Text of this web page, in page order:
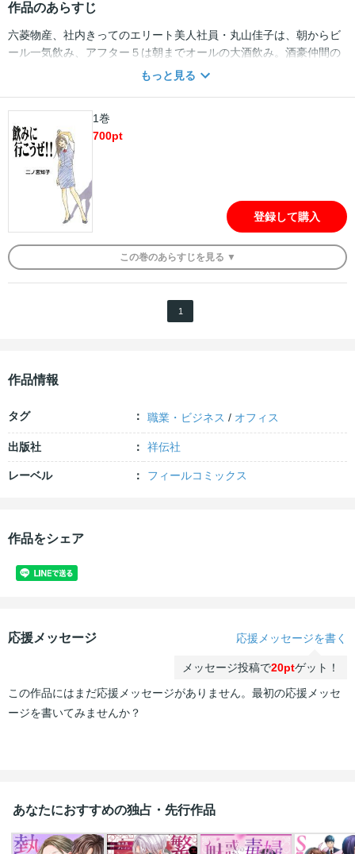
作品のあらすじ
六菱物産、社内きってのエリート美人社員・丸山佳子は、朝からビ
ール一気飲み、アフター５は朝までオールの大酒飲み。酒豪仲間の
佐野をはじめ、営業二課の愉快な仲間たちと今夜も大暴れ!! 大人
るホラー」全11話も同時収録！
もっと見る
1巻
700pt
登録して購入
この巻のあらすじを 見る ▼
1
作品情報
タグ 職業・ビジネス / オフィス
出版社 祥伝社
レーベル フィールコミックス
作品をシェア
応援メッセージ 応援メッセージを書く
メッセージ投稿で20ptゲット！
この作品にはまだ応援メッセージがありません。最初の応援メッセ
ージを書いてみませんか？
あなたにおすすめの独占・先行作品